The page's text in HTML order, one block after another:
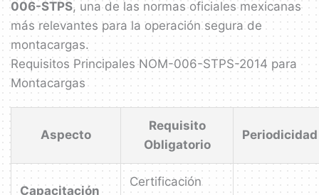
006-STPS, una de las normas oficiales mexicanas
más relevantes para la operación segura de
montacargas.
Requisitos Principales NOM-006-STPS-2014 para
Montacargas
Aspecto
Requisito
Obligatorio
Periodicidad
Capacitación
Certificación